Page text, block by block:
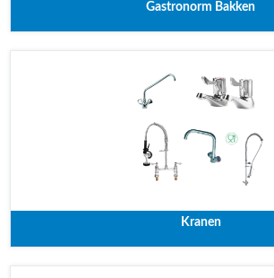
Gastronorm Bakken
Kranen